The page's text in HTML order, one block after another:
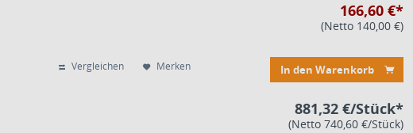
Vergleichen Merken
166,60 €*
(Netto 140,00 €)
In den Warenkorb
881,32 €/Stück*
(Netto 740,60 €/Stück)